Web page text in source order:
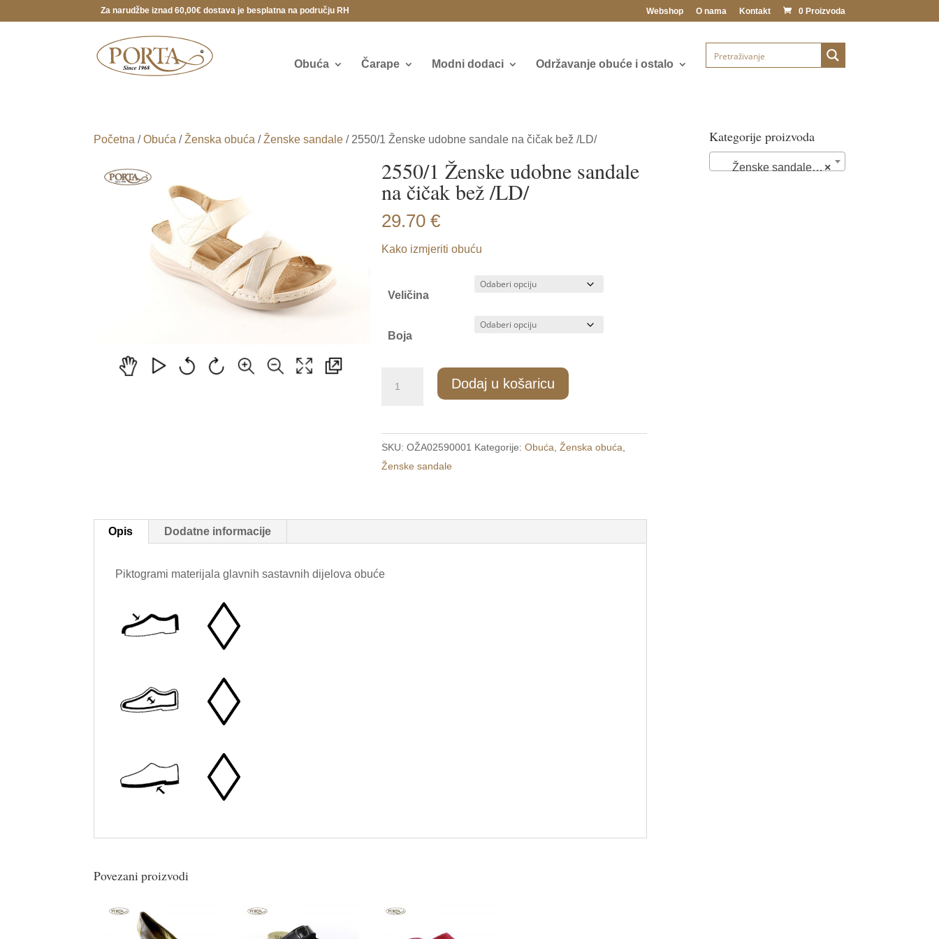
Za narudžbe iznad 60,00€ dostava je besplatna na području RH Webshop O nama Kontakt 0 Proizvoda
Obuća Čarape Modni dodaci Održavanje obuće i ostalo
Početna /Obuća /Ženska obuća /Ženske sandale / 2550/1 Ženske udobne sandale na čičak bež /LD/
2550/1 Ženske udobne sandale
na čičak bež /LD/
29.70€
Kako izmjeriti obuću
Veličina
Boja
sandale
na
čičak
Dodaj u košaricu
SKU:OŽA02590001 Kategorije:Obuća ,Ženska obuća
Ženske sandale
Opis Dodatne informacije
Piktogrami materijala glavnih sastavnih dijelova obuće
Povezani proizvodi
Kategorije proizvoda
×
Ženske sandale (102)